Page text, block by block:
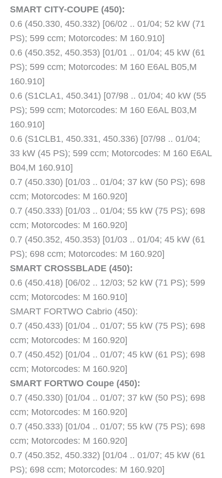
SMART CITY-COUPE (450):
0.6 (450.330, 450.332) [06/02 .. 01/04; 52 kW (71
PS); 599 ccm; Motorcodes: M 160.910]
0.6 (450.352, 450.353) [01/01 .. 01/04; 45 kW (61
PS); 599 ccm; Motorcodes: M 160 E6AL B05,M
160.910]
0.6 (S1CLA1, 450.341) [07/98 .. 01/04; 40 kW (55
PS); 599 ccm; Motorcodes: M 160 E6AL B03,M
160.910]
0.6 (S1CLB1, 450.331, 450.336) [07/98 .. 01/04;
33 kW (45 PS); 599 ccm; Motorcodes: M 160 E6AL
B04,M 160.910]
0.7 (450.330) [01/03 .. 01/04; 37 kW (50 PS); 698
ccm; Motorcodes: M 160.920]
0.7 (450.333) [01/03 .. 01/04; 55 kW (75 PS); 698
ccm; Motorcodes: M 160.920]
0.7 (450.352, 450.353) [01/03 .. 01/04; 45 kW (61
PS); 698 ccm; Motorcodes: M 160.920]
SMART CROSSBLADE (450):
0.6 (450.418) [06/02 .. 12/03; 52 kW (71 PS); 599
ccm; Motorcodes: M 160.910]
SMART FORTWO Cabrio (450):
0.7 (450.433) [01/04 .. 01/07; 55 kW (75 PS); 698
ccm; Motorcodes: M 160.920]
0.7 (450.452) [01/04 .. 01/07; 45 kW (61 PS); 698
ccm; Motorcodes: M 160.920]
SMART FORTWO Coupe (450):
0.7 (450.330) [01/04 .. 01/07; 37 kW (50 PS); 698
ccm; Motorcodes: M 160.920]
0.7 (450.333) [01/04 .. 01/07; 55 kW (75 PS); 698
ccm; Motorcodes: M 160.920]
0.7 (450.352, 450.332) [01/04 .. 01/07; 45 kW (61
PS); 698 ccm; Motorcodes: M 160.920]